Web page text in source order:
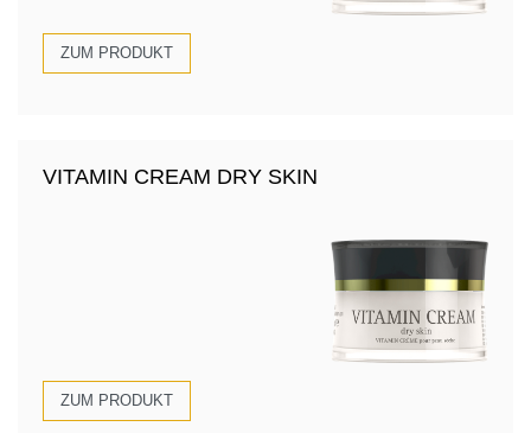
ZUM PRODUKT
VITAMIN CREAM DRY SKIN
ZUM PRODUKT